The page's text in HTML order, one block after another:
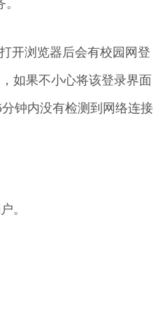
开浏览器后会有校园网登
如果不小心将该登录界面
钟内没有检测到网络连接
。